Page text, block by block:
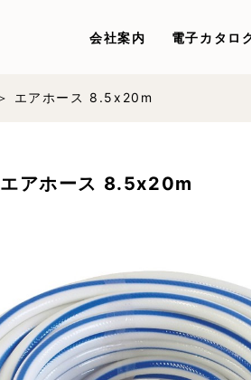
会社案内 電子カタロ
エアホース 8.5x20m
エアホース 8.5x20m